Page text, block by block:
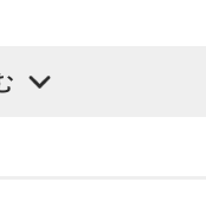
ましたので、遺品に
物を持っていたりし